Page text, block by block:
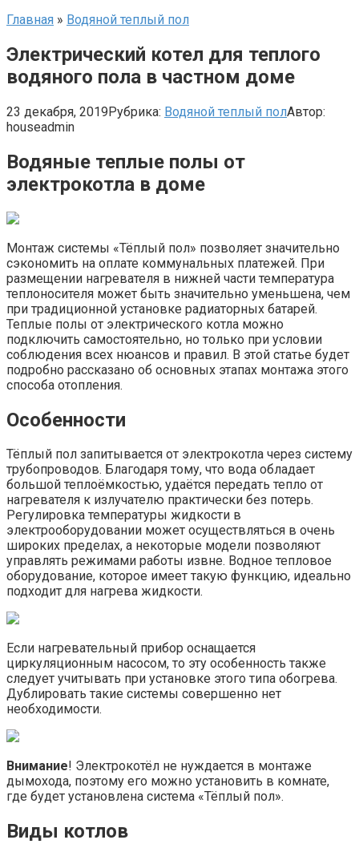
Главная » Водяной теплый пол
Электрический котел для теплого
водяного пола в частном доме
23 декабря, 2019Рубрика: Водяной теплый полАвтор:
houseadmin
Водяные теплые полы от
электрокотла в доме
Монтаж системы «Тёплый пол» позволяет значительно
сэкономить на оплате коммунальных платежей. При
размещении нагревателя в нижней части температура
теплоносителя может быть значительно уменьшена, чем
при традиционной установке радиаторных батарей.
Теплые полы от электрического котла можно
подключить самостоятельно, но только при условии
соблюдения всех нюансов и правил. В этой статье будет
подробно рассказано об основных этапах монтажа этого
способа отопления.
Особенности
Тёплый пол запитывается от электрокотла через систему
трубопроводов. Благодаря тому, что вода обладает
большой теплоёмкостью, удаётся передать тепло от
нагревателя к излучателю практически без потерь.
Регулировка температуры жидкости в
электрооборудовании может осуществляться в очень
широких пределах, а некоторые модели позволяют
управлять режимами работы извне. Водное тепловое
оборудование, которое имеет такую функцию, идеально
подходит для нагрева жидкости.
Если нагревательный прибор оснащается
циркуляционным насосом, то эту особенность также
следует учитывать при установке этого типа обогрева.
Дублировать такие системы совершенно нет
необходимости.
Внимание! Электрокотёл не нуждается в монтаже
дымохода, поэтому его можно установить в комнате,
где будет установлена система «Тёплый пол».
Виды котлов